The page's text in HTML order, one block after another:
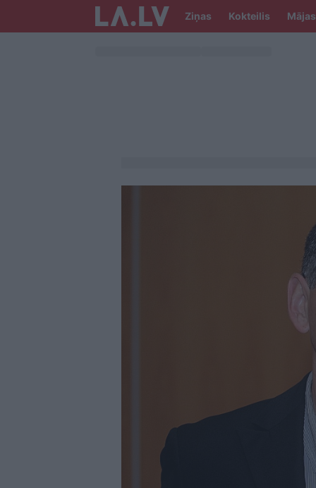
Ziņas Kokteilis Mājas